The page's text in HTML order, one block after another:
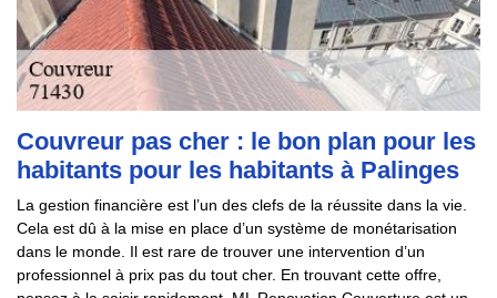
Couvreur pas cher : le bon plan pour les
habitants pour les habitants à Palinges
La gestion financière est l’un des clefs de la réussite dans la vie.
Cela est dû à la mise en place d’un système de monétarisation
dans le monde. Il est rare de trouver une intervention d’un
professionnel à prix pas du tout cher. En trouvant cette offre,